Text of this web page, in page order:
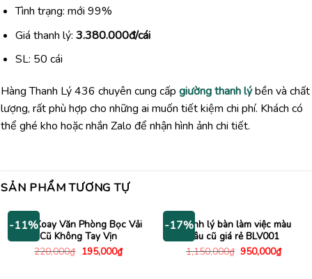
Tình trạng: mới 99%
Giá thanh lý: 3.380.000đ/cái
SL: 50 cái
Hàng Thanh Lý 436 chuyên cung cấp giường thanh lýbền và chất
lượng, rất phù hợp cho những ai muốn tiết kiệm chi phí. Khách có
thể ghé kho hoặc nhắn Zalo để nhận hình ảnh chi tiết.
SẢN PHẨM TƯƠNG TỰ
-11%
Ghế Xoay Văn Phòng Bọc Vải
Cũ Không Tay Vịn
220,000₫ Giá
195,000₫Giá
hiện
-17%
Thanh lý bàn làm việc màu
nâu cũ giá rẻ BLV001
1,150,000₫ Giá
950,000₫Giá
hiện